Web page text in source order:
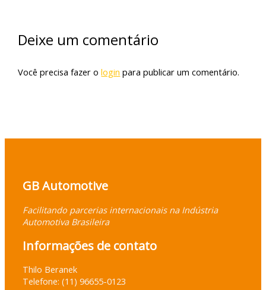
Deixe um comentário
Você precisa fazer ologin para publicar um comentário.
GB Automotive
Facilitando parcerias internacionais na Indústria
Automotiva Brasileira
Informações de contato
Thilo Beranek
Telefone: (11) 96655-0123